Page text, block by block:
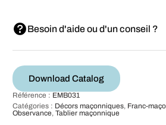
Besoin d'aide ou d'un conseil ?
Download Catalog
Référence : EMB031
Catégories : Décors maçonniques, Franc-
Observance, Tablier maçonnique